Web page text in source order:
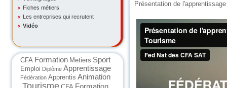
Fiches métiers
Les entreprises qui recrutent
Vidéo
CFA Formation Metiers Sport
Emploi Diplôme Apprentissage
Fédération Apprentis Animation
Tourisme Formation
Présentation de